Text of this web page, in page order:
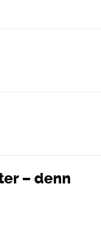
– denn